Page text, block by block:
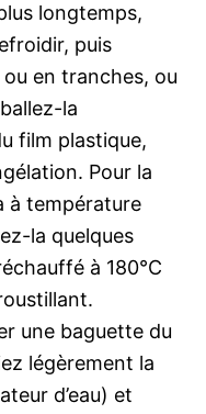
longtemps,
puis
en tranches, ou
la
film plastique,
Pour la
à température
la quelques
à 180°C
une baguette du
légèrement la
d’eau) et